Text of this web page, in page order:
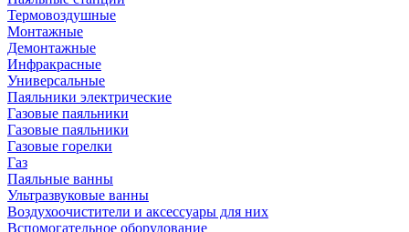
Термовоздушные
Монтажные
Демонтажные
Инфракрасные
Универсальные
Паяльники электрические
Газовые паяльники
Газовые паяльники
Газовые горелки
Газ
Паяльные ванны
Ультразвуковые ванны
Воздухоочистители и аксессуары для них
Вспомогательное оборудование